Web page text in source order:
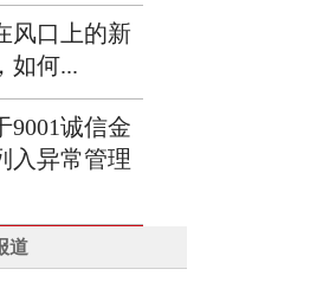
风口上的新
如何...
9001诚信金
入异常管理
道